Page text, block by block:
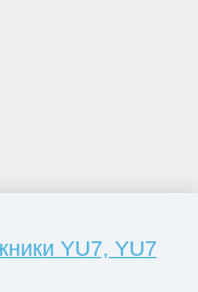
YU7, YU7